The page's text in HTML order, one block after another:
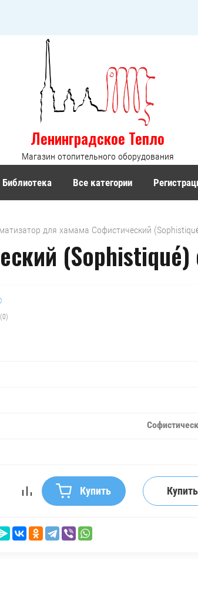
Ленинградское Тепло
Магазин отопительного оборудования
Библиотека Все категории
для хамама Софистический
(Sophistiqué)
(0)
Купить